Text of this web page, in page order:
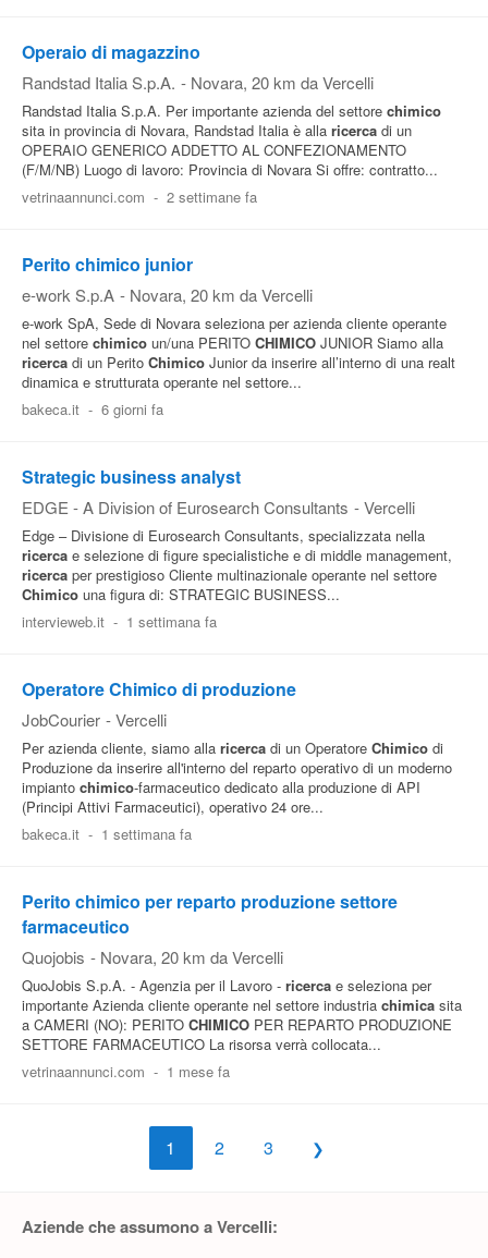
Operaio di magazzino
Randstad Italia S.p.A. - Novara, 20 km da Vercelli
Randstad Italia S.p.A. Per importante azienda del settore chimico
sita in provincia di Novara, Randstad Italia è alla ricerca di un
OPERAIO GENERICO ADDETTO AL CONFEZIONAMENTO
(F/M/NB) Luogo di lavoro: Provincia di Novara Si offre: contratto...
vetrinaannunci.com - 2 settimane fa
Perito chimico junior
e-work S.p.A - Novara, 20 km da Vercelli
e-work SpA, Sede di Novara seleziona per azienda cliente operante
nel settore chimico un/una PERITO CHIMICO JUNIOR Siamo alla
ricerca di un Perito Chimico Junior da inserire all’interno di una realt
dinamica e strutturata operante nel settore...
bakeca.it - 6 giorni fa
Strategic business analyst
EDGE - A Division of Eurosearch Consultants - Vercelli
Edge – Divisione di Eurosearch Consultants, specializzata nella
ricerca e selezione di figure specialistiche e di middle management,
ricerca per prestigioso Cliente multinazionale operante nel settore
Chimico una figura di: STRATEGIC BUSINESS...
intervieweb.it - 1 settimana fa
Operatore Chimico di produzione
JobCourier - Vercelli
Per azienda cliente, siamo alla ricerca di un Operatore Chimico di
Produzione da inserire all'interno del reparto operativo di un moderno
impianto chimico-farmaceutico dedicato alla produzione di API
(Principi Attivi Farmaceutici), operativo 24 ore...
bakeca.it - 1 settimana fa
Perito chimico per reparto produzione settore
farmaceutico
Quojobis - Novara, 20 km da Vercelli
QuoJobis S.p.A. - Agenzia per il Lavoro - ricerca e seleziona per
importante Azienda cliente operante nel settore industria chimica sita
a CAMERI (NO): PERITO CHIMICO PER REPARTO PRODUZIONE
SETTORE FARMACEUTICO La risorsa verrà collocata...
vetrinaannunci.com - 1 mese fa
1 2 3
Aziende che assumono a Vercelli: